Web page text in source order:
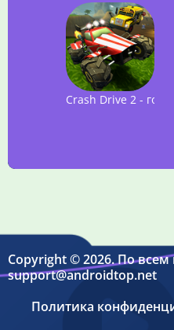
Crash Drive 2 -
Copyright © 2026. По всем
support@androidtop.net
Политика